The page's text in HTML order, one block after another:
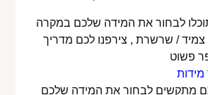
לבחור את המידה שלכם במקרה
/ שרשרת , צירפנו לכם מדריך
פשוט
מידות
מתקשים לבחור את המידה שלכם